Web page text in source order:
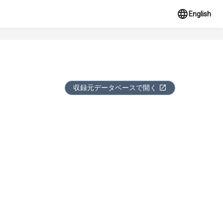
English
収録元データベースで開く